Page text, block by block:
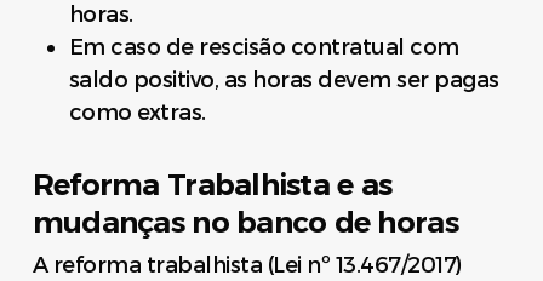
horas.
Em caso de rescisão contratual com
saldo positivo, as horas devem ser pagas
como extras.
Reforma Trabalhista e as
mudanças no banco de horas
A reforma trabalhista (Lei nº 13.467/2017)